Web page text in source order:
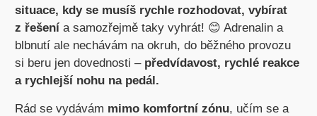
situace, kdy se musíš rychle rozhodovat, vybírat
z řešenía samozřejmě taky vyhrát! 😊 Adrenalin a
blbnutí ale nechávám na okruh, do běžného provozu
si beru jen dovednosti – předvídavost, rychlé reakce
a rychlejší nohu na pedál.
Rád se vydávám mimo komfortní zónu, učím se a